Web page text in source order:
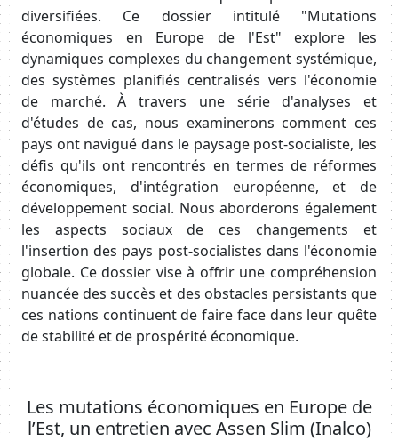
diversifiées. Ce dossier intitulé "Mutations
économiques en Europe de l'Est" explore les
dynamiques complexes du changement systémique,
des systèmes planifiés centralisés vers l'économie
de marché. À travers une série d'analyses et
d'études de cas, nous examinerons comment ces
pays ont navigué dans le paysage post-socialiste, les
défis qu'ils ont rencontrés en termes de réformes
économiques, d'intégration européenne, et de
développement social. Nous aborderons également
les aspects sociaux de ces changements et
l'insertion des pays post-socialistes dans l'économie
globale. Ce dossier vise à offrir une compréhension
nuancée des succès et des obstacles persistants que
ces nations continuent de faire face dans leur quête
de stabilité et de prospérité économique.
Les mutations économiques en Europe de
l’Est, un entretien avec Assen Slim (Inalco)